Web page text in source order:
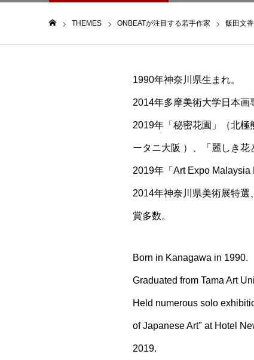
THEMES ONBEATが注目する若手作家 飯田文香
1990年神奈川県生まれ。
2014年多摩美術大学日本画
2019年「秘密花園」（北
ータニ大阪 ）、「麗しき
2019年「Art Expo Malaysia
2014年神奈川県美術展特
賞多数。
Born in Kanagawa in 1990.
Graduated from Tama Art
Held numerous solo
of Japanese Art" at Hotel
2019.